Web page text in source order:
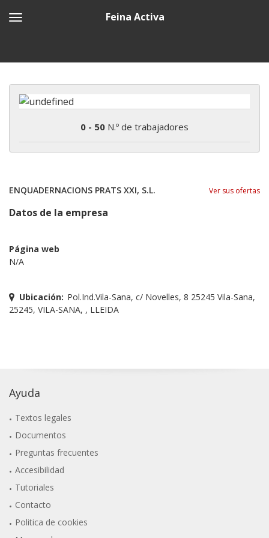
Feina Activa
0 - 50 N.º de trabajadores
ENQUADERNACIONS PRATS XXI, S.L. Ver sus ofertas
Datos de la empresa
Página web
N/A
Ubicación: Pol.Ind.Vila-Sana, c/ Novelles, 8 25245 Vila-Sana,
25245, VILA-SANA, , LLEIDA
Ayuda
Textos legales
Documentos
Preguntas frecuentes
Accesibilidad
Tutoriales
Contacto
Politica de cookies